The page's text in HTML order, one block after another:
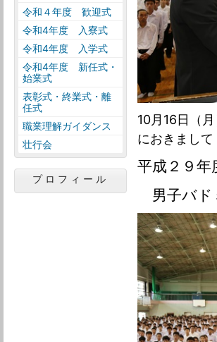
10月16日（
におきまし
平成２９年
男子バ
令和４年度 歓迎式
令和4年度 入寮式
令和4年度 入学式
令和4年度 新任式・
始業式
表彰式・終業式・離
任式
職業理解ガイダンス
壮行会
プロフィール